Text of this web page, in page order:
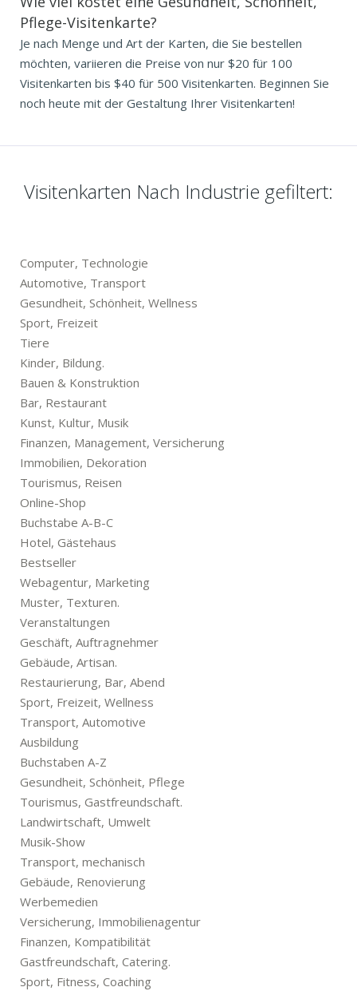
Pflege-Visitenkarte?
Je nach Menge und Art der Karten, die Sie bestellen
möchten, variieren die Preise von nur $20 für 100
Visitenkarten bis $40 für 500 Visitenkarten. Beginnen Sie
noch heute mit der Gestaltung Ihrer Visitenkarten!
Visitenkarten Nach Industrie gefiltert:
Computer, Technologie
Automotive, Transport
Gesundheit, Schönheit, Wellness
Sport, Freizeit
Tiere
Kinder, Bildung.
Bauen & Konstruktion
Bar, Restaurant
Kunst, Kultur, Musik
Finanzen, Management, Versicherung
Immobilien, Dekoration
Tourismus, Reisen
Online-Shop
Buchstabe A-B-C
Hotel, Gästehaus
Bestseller
Webagentur, Marketing
Muster, Texturen.
Veranstaltungen
Geschäft, Auftragnehmer
Gebäude, Artisan.
Restaurierung, Bar, Abend
Sport, Freizeit, Wellness
Transport, Automotive
Ausbildung
Buchstaben A-Z
Gesundheit, Schönheit, Pflege
Tourismus, Gastfreundschaft.
Landwirtschaft, Umwelt
Musik-Show
Transport, mechanisch
Gebäude, Renovierung
Werbemedien
Versicherung, Immobilienagentur
Finanzen, Kompatibilität
Gastfreundschaft, Catering.
Sport, Fitness, Coaching